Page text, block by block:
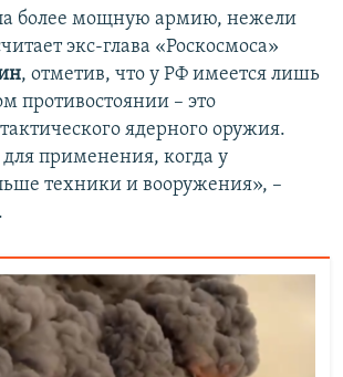
более мощную армию, нежели
экс-глава «Роскосмоса»
, отметив, что у РФ имеется лишь
противостоянии – это
ядерного оружия.
применения, когда у
техники и вооружения», –
.